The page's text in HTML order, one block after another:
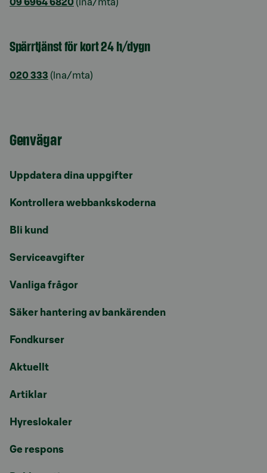
09 6964 6820 (lna/mta)
Spärrtjänst för kort 24 h/dygn
020 333 (lna/mta)
Genvägar
Uppdatera dina uppgifter
Kontrollera webbankskoderna
Bli kund
Serviceavgifter
Vanliga frågor
Säker hantering av bankärenden
Fondkurser
Aktuellt
Artiklar
Hyreslokaler
Ge respons